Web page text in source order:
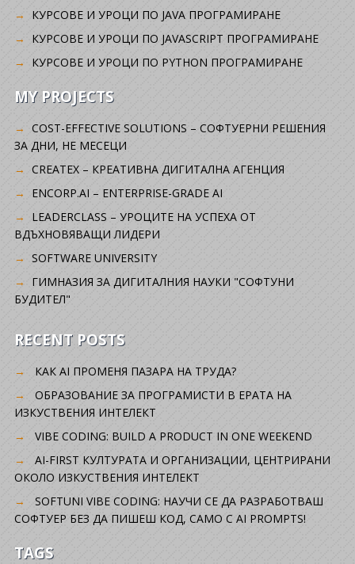
КУРСОВЕ И УРОЦИ ПО JAVA ПРОГРАМИРАНЕ
КУРСОВЕ И УРОЦИ ПО JAVASCRIPT ПРОГРАМИРАНЕ
КУРСОВЕ И УРОЦИ ПО PYTHON ПРОГРАМИРАНЕ
MY PROJECTS
COST-EFFECTIVE SOLUTIONS – СОФТУЕРНИ РЕШЕНИЯ
ЗА ДНИ, НЕ МЕСЕЦИ
CREATEX – КРЕАТИВНА ДИГИТАЛНА АГЕНЦИЯ
ENCORP.AI – ENTERPRISE-GRADE AI
LEADERCLASS – УРОЦИТЕ НА УСПЕХА ОТ
ВДЪХНОВЯВАЩИ ЛИДЕРИ
SOFTWARE UNIVERSITY
ГИМНАЗИЯ ЗА ДИГИТАЛНИЯ НАУКИ "СОФТУНИ
БУДИТЕЛ"
RECENT POSTS
КАК AI ПРОМЕНЯ ПАЗАРА НА ТРУДА?
ОБРАЗОВАНИЕ ЗА ПРОГРАМИСТИ В ЕРАТА НА
ИЗКУСТВЕНИЯ ИНТЕЛЕКТ
VIBE CODING: BUILD A PRODUCT IN ONE WEEKEND
AI-FIRST КУЛТУРАТА И ОРГАНИЗАЦИИ, ЦЕНТРИРАНИ
ОКОЛО ИЗКУСТВЕНИЯ ИНТЕЛЕКТ
SOFTUNI VIBE CODING: НАУЧИ СЕ ДА РАЗРАБОТВАШ
СОФТУЕР БЕЗ ДА ПИШЕШ КОД, САМО С AI PROMPTS!
TAGS